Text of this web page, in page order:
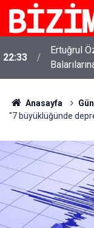
22:33
Ertuğrul
Anasayfa
"7 büyüklüğünde